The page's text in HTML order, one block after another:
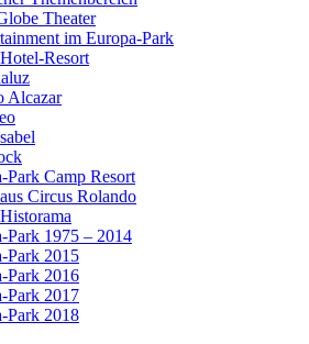
Theater
im Europa-Park
Resort
Alcazar
Park Camp Resort
Circus Rolando
Park 1975 – 2014
Park 2015
Park 2016
Park 2017
Park 2018